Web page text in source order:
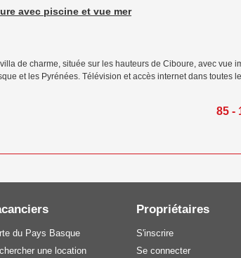
avec piscine et vue mer
de charme, située sur les hauteurs de Ciboure, avec vue
et les Pyrénées. Télévision et accès internet dans toutes
85 -
du Pays Basque
une location
Propriétaires
S'inscrire
Se connecter